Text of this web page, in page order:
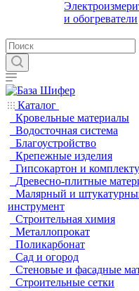
и обогреватели
Каталог
Кровельные материалы
Водосточная система
Благоустройство
Крепежные изделия
Гипсокартон и
Древесно-плитные
Малярный и
инструмент
Строительная химия
Металлопрокат
Поликарбонат
Сад и огород
Стеновые и фасадные
Строительные сетки